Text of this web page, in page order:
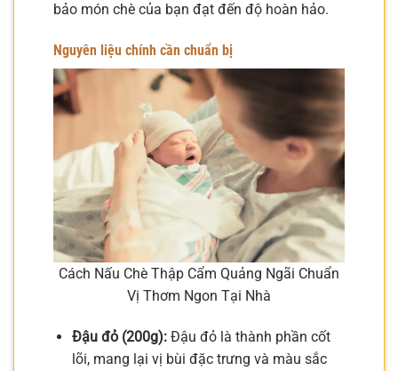
bảo món chè của bạn đạt đến độ hoàn hảo.
Nguyên liệu chính cần chuẩn bị
Cách Nấu Chè Thập Cẩm Quảng Ngãi Chuẩn
Vị Thơm Ngon Tại Nhà
Đậu đỏ (200g):Đậu đỏ là thành phần cốt
lõi, mang lại vị bùi đặc trưng và màu sắc